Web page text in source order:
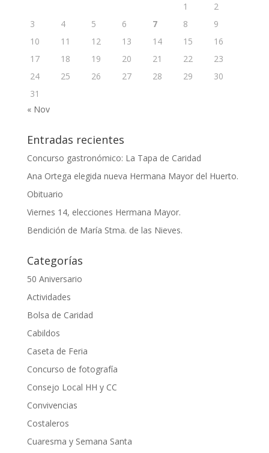
1
2
3
4 5 6 7 8
9
10
11 12 13 14 15
16
17
18 19 20 21 22
23
24
25 26 27 28 29
30
31
« Nov
Entradas recientes
Concurso gastronómico: La Tapa de Caridad
Ana Ortega elegida nueva Hermana Mayor del Huerto.
Obituario
Viernes 14, elecciones Hermana Mayor.
Bendición de María Stma. de las Nieves.
Categorías
50 Aniversario
Actividades
Bolsa de Caridad
Cabildos
Caseta de Feria
Concurso de fotografía
Consejo Local HH y CC
Convivencias
Costaleros
Cuaresma y Semana Santa